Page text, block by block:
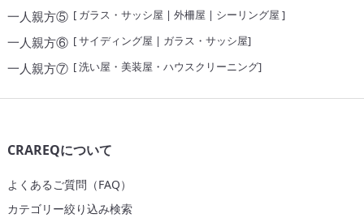
一人親方⑤[ ガラス・サッシ屋 | 外柵屋 | シーリング屋 ]
一人親方⑥[サイディング屋 | ガラス・サッシ屋]
一人親方⑦[洗い屋・美装屋・ハウスクリーニング]
CRAREQについて
よくあるご質問（FAQ）
カテゴリー絞り込み検索